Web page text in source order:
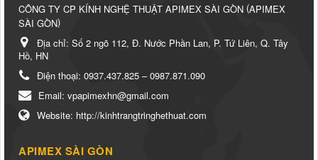
CÔNG TY CP KÍNH NGHỆ THUẬT APIMEX SÀI GÒN (APIMEX
SÀI GÒN)
Địa chỉ: Số 2 ngõ 112, Đ. Nước Phần Lan, P. Tứ Liên, Q. Tây
Hồ, HN
Điện thoại: 0937.437.825 – 0987.871.090
Email: vpapimexhn@gmail.com
Website: http://kinhtrangtringhethuat.com
APIMEX SÀI GÒN